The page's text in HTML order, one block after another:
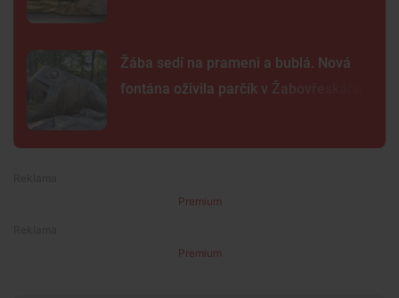
Žába sedí na prameni a bublá. Nová
fontána oživila parčík v Žabovřeskách
Premium
Premium